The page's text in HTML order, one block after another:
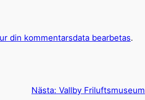
din kommentarsdata bearbetas.
Nästa: Vallby Friluftsmuseum